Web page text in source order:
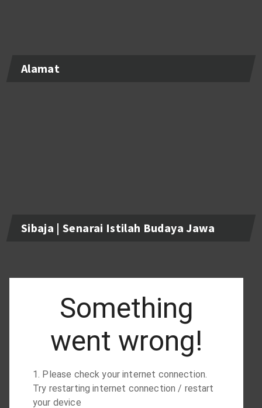
Alamat
Sibaja | Senarai Istilah Budaya Jawa